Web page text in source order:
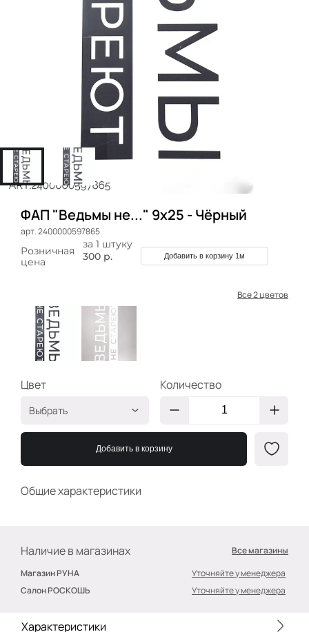
ФАП "Ведьмы не..." 9х25 - Чёрный
арт. 2400000597865
Общие характеристики
за 1 штуку
Розничная
цена
300 р. Добавить в корзину 1м
Все 2 цветов
Наличие в магазинах
Все магазины
Магазин РУНА
Уточняйте у менеджера
Салон РОСКОШЬ
Уточняйте у менеджера
Цвет
Выбрать
Чёрный
2400000597865
2400000597858
Количество
Добавить в корзину
Характеристики